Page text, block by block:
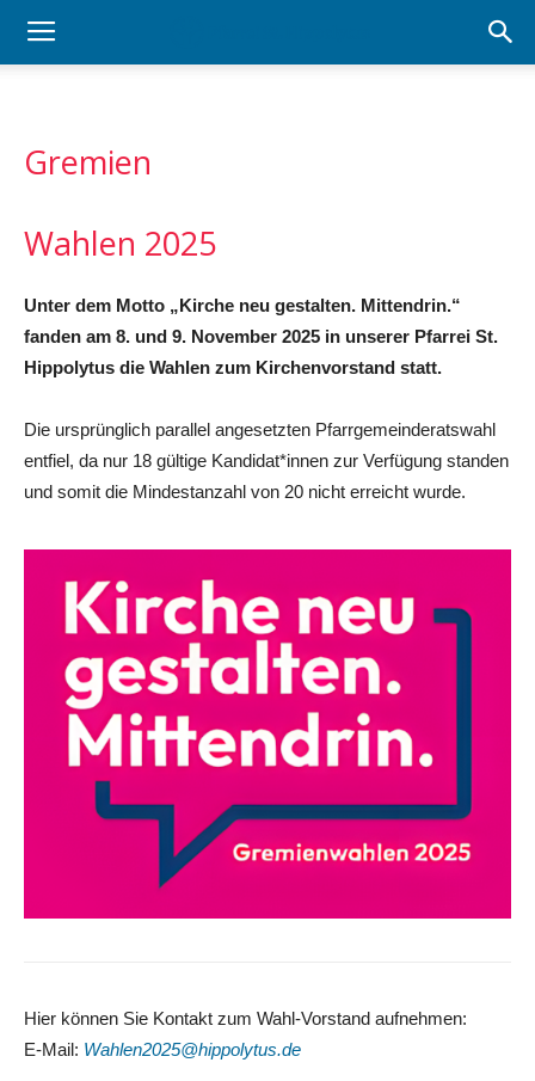
Gremien
Wahlen 2025
Unter dem Motto „Kirche neu gestalten. Mittendrin.“
fanden am 8. und 9. November 2025 in unserer Pfarrei St.
Hippolytus die Wahlen zum Kirchenvorstand statt.
Die ursprünglich parallel angesetzten Pfarrgemeinderatswahl
entfiel, da nur 18 gültige Kandidat*innen zur Verfügung standen
und somit die Mindestanzahl von 20 nicht erreicht wurde.
Hier können Sie Kontakt zum Wahl-Vorstand aufnehmen:
E-Mail: Wahlen2025@hippolytus.de